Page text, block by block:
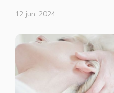
12 jun. 2024